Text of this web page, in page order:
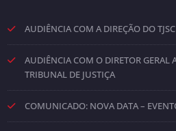
AUDIÊNCIA COM A DIREÇÃO DO TJSC
AUDIÊNCIA COM O DIRETOR GERAL
TRIBUNAL DE JUSTIÇA
COMUNICADO: NOVA DATA –